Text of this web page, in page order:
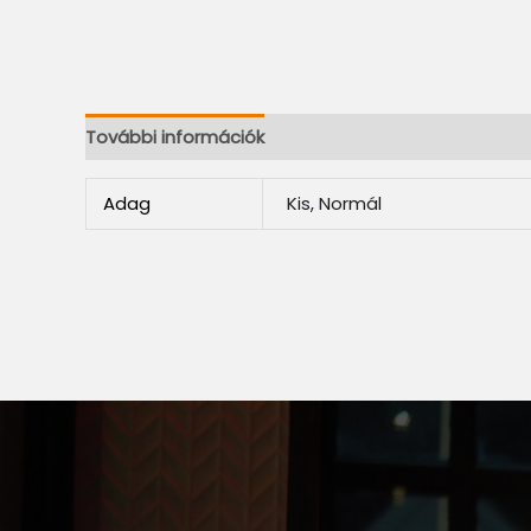
További információk
Adag Kis, Normál